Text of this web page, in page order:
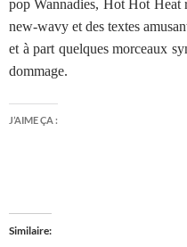
pop Wannadies, Hot Hot Heat
new-wavy et des textes
et à part quelques morceaux
dommage.
J’AIME ÇA :
Similaire